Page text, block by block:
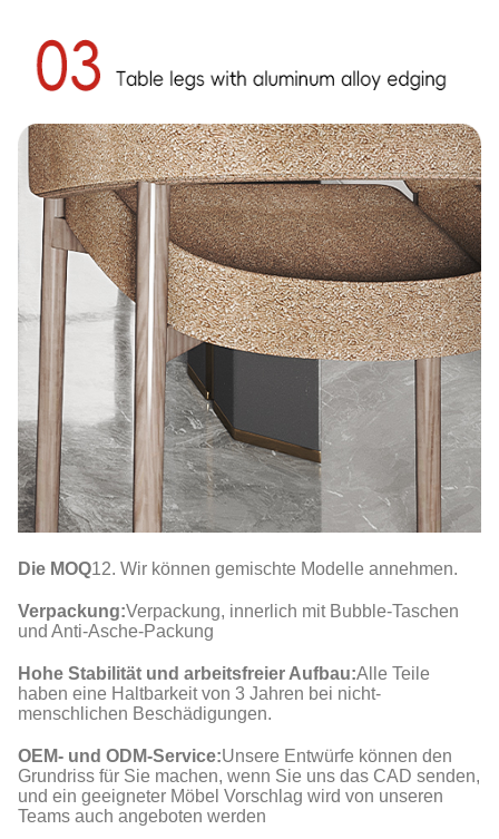
Die MOQ12. Wir können gemischte Modelle annehmen.
Verpackung:Verpackung, innerlich mit Bubble-Taschen
und Anti-Asche-Packung
Hohe Stabilität und arbeitsfreier Aufbau:Alle Teile
haben eine Haltbarkeit von 3 Jahren bei nicht-
menschlichen Beschädigungen.
OEM- und ODM-Service:Unsere Entwürfe können den
Grundriss für Sie machen, wenn Sie uns das CAD senden,
und ein geeigneter Möbel Vorschlag wird von unseren
Teams auch angeboten werden